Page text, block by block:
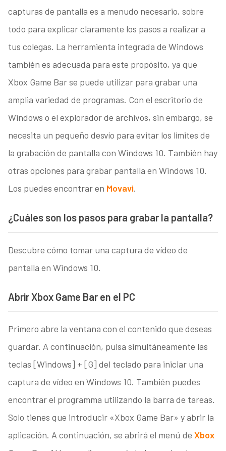
capturas de pantalla es a menudo necesario, sobre
todo para explicar claramente los pasos a realizar a
tus colegas. La herramienta integrada de Windows
también es adecuada para este propósito, ya que
Xbox Game Bar se puede utilizar para grabar una
amplia variedad de programas. Con el escritorio de
Windows o el explorador de archivos, sin embargo, se
necesita un pequeño desvío para evitar los límites de
la grabación de pantalla con Windows 10. También hay
otras opciones para grabar pantalla en Windows 10.
Los puedes encontrar en Movavi.
¿Cuáles son los pasos para grabar la pantalla?
Descubre cómo tomar una captura de vídeo de
pantalla en Windows 10.
Abrir Xbox Game Bar en el PC
Primero abre la ventana con el contenido que deseas
guardar. A continuación, pulsa simultáneamente las
teclas [Windows] + [G] del teclado para iniciar una
captura de vídeo en Windows 10. También puedes
encontrar el programma utilizando la barra de tareas.
Solo tienes que introducir «Xbox Game Bar» y abrir la
aplicación. A continuación, se abrirá el menú de Xbox